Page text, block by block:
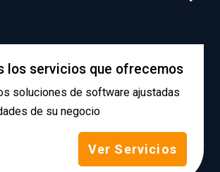
los servicios que ofrecemos
soluciones de software ajustadas
de su negocio
Ver Servicios